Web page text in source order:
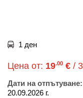
1 ден
Цена от: 19.00 € /
Дати на отпътуване:
20.09.2026 г.